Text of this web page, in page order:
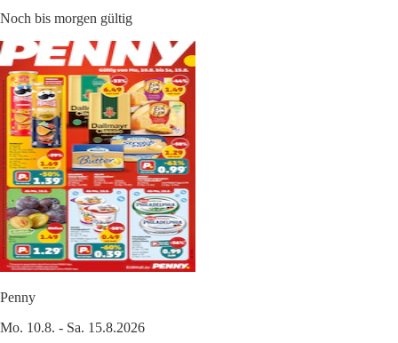
Noch bis morgen gültig
Penny
Mo. 10.8. - Sa. 15.8.2026